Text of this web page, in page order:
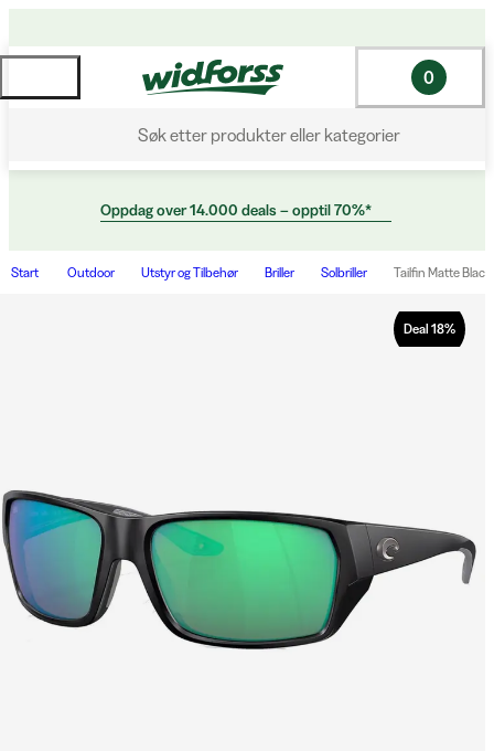
Søk etter produkter eller kategorier
0
Oppdag over 14.000 deals – opptil 70%*
Start Outdoor Utstyr og Tilbehør Briller Solbriller Tailfin Matte
Deal 18%